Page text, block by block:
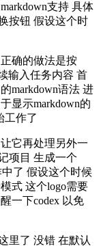
支持 具体
按钮 假设这个时
确的做法是按
输入任务内容 首
markdown语法 进
显示markdown的
工作了
它再处理另外一
项目 生成一个
了 假设这个时候
式 这个logo需要
一下codex 以免
里了 没错 在默认